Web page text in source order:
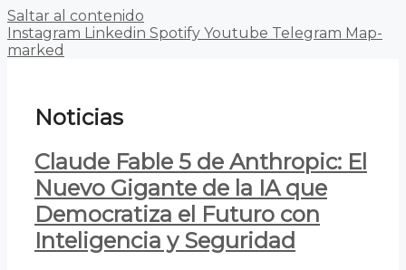
Saltar al contenido
Instagram Linkedin Spotify Youtube Telegram Map-
marked
Noticias
Claude Fable 5 de Anthropic: El
Nuevo Gigante de la IA que
Democratiza el Futuro con
Inteligencia y Seguridad